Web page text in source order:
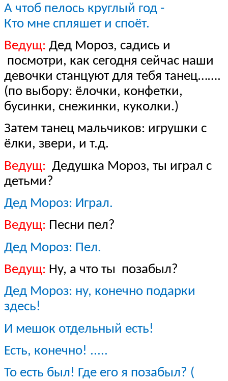
А чтоб пелось круглый год -
Кто мне спляшет и споёт.
Ведущ: Дед Мороз, садись и
посмотри, как сегодня сейчас наши
девочки станцуют для тебя танец…….
(по выбору: ёлочки, конфетки,
бусинки, снежинки, куколки.)
Затем танец мальчиков: игрушки с
ёлки, звери, и т.д.
Ведущ: Дедушка Мороз, ты играл с
детьми?
Дед Мороз: Играл.
Ведущ: Песни пел?
Дед Мороз: Пел.
Ведущ: Ну, а что ты позабыл?
Дед Мороз: ну, конечно подарки
здесь!
И мешок отдельный есть!
Есть, конечно! .....
То есть был! Где его я позабыл? (